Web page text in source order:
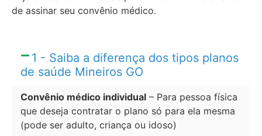
de assinar seu convênio médico.
1 - Saiba a diferença dos tipos planos
de saúde Mineiros GO
Convênio médico individual – Para pessoa física
que deseja contratar o plano só para ela mesma
(pode ser adulto, criança ou idoso)